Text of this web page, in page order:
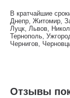
В кратчайшие
Днепр, Житомир,
Луцк, Львов,
Тернополь,
Чернигов,
Отзывы